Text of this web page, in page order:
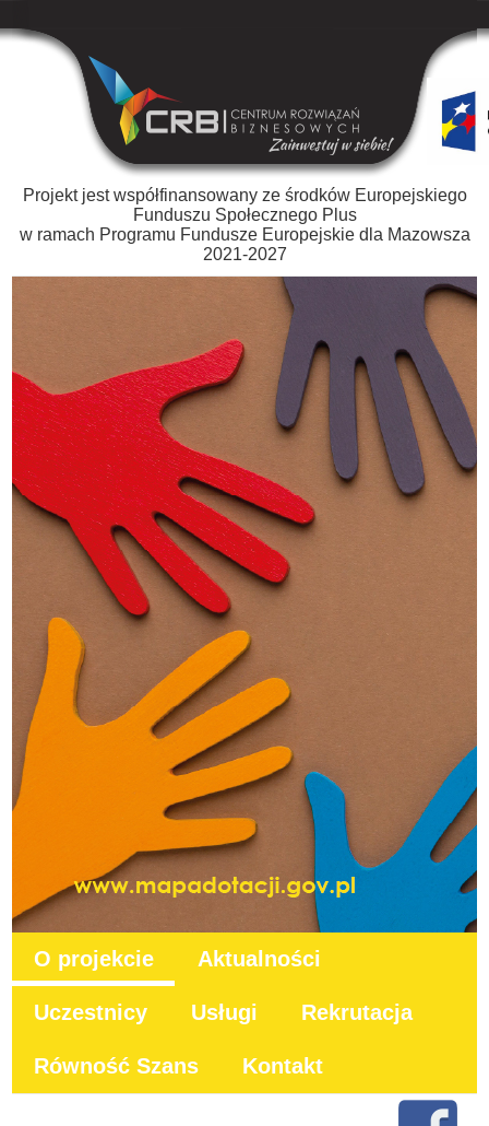
Projekt jest współfinansowany ze środków Europejskiego
Funduszu Społecznego Plus
w ramach Programu Fundusze Europejskie dla Mazowsza
2021-2027
O projekcie Aktualności
Uczestnicy Usługi Rekrutacja
Równość Szans Kontakt